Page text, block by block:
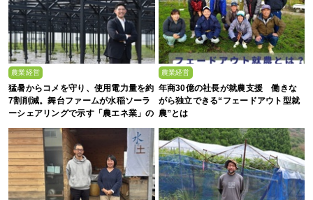
農業経営
猛暑からコメを守り、使用電力量を約
7割削減。舞台ファームが水稲ソーラ
ーシェアリングで示す「農エネ業」の
農業経営
年商30億の社長が就農支援 働きな
がら独立できる“フェードアウト型就
農”とは